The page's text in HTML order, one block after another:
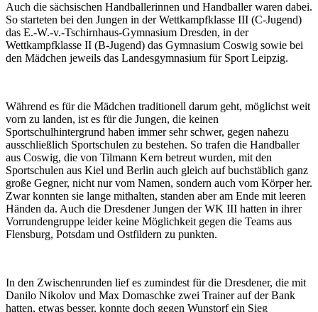
Auch die sächsischen Handballerinnen und Handballer waren dabei.
So starteten bei den Jungen in der Wettkampfklasse III (C-Jugend)
das E.-W.-v.-Tschirnhaus-Gymnasium Dresden, in der
Wettkampfklasse II (B-Jugend) das Gymnasium Coswig sowie bei
den Mädchen jeweils das Landesgymnasium für Sport Leipzig.
Während es für die Mädchen traditionell darum geht, möglichst weit
vorn zu landen, ist es für die Jungen, die keinen
Sportschulhintergrund haben immer sehr schwer, gegen nahezu
ausschließlich Sportschulen zu bestehen. So trafen die Handballer
aus Coswig, die von Tilmann Kern betreut wurden, mit den
Sportschulen aus Kiel und Berlin auch gleich auf buchstäblich ganz
große Gegner, nicht nur vom Namen, sondern auch vom Körper her.
Zwar konnten sie lange mithalten, standen aber am Ende mit leeren
Händen da. Auch die Dresdener Jungen der WK III hatten in ihrer
Vorrundengruppe leider keine Möglichkeit gegen die Teams aus
Flensburg, Potsdam und Ostfildern zu punkten.
In den Zwischenrunden lief es zumindest für die Dresdener, die mit
Danilo Nikolov und Max Domaschke zwei Trainer auf der Bank
hatten, etwas besser, konnte doch gegen Wunstorf ein Sieg